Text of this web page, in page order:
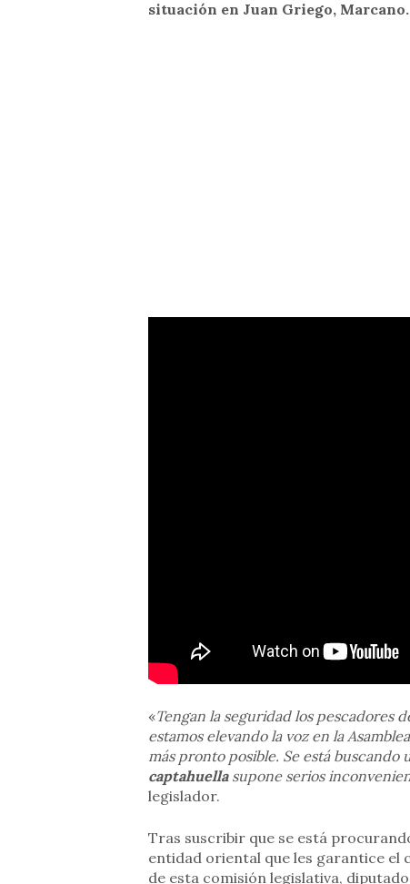
situación en Juan Griego, Marcano.
«Tengan la seguridad los pescadores
estamos elevando la voz en la
más pronto posible. Se está buscando
captahuellasupone serios
legislador.
Tras suscribir que se está
entidad oriental que les garantice el
de esta comisión legislativa,